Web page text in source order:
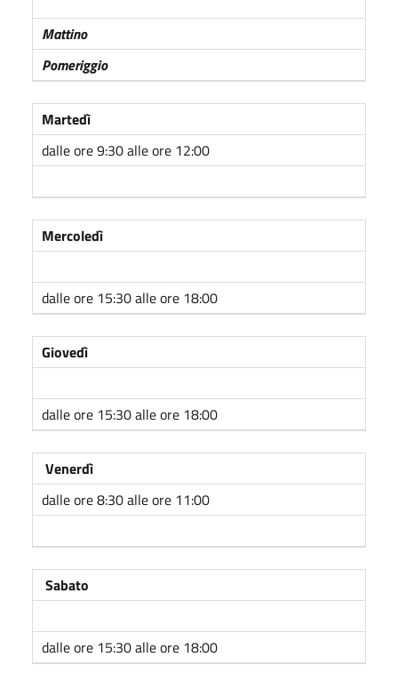
Mattino
Pomeriggio
Martedì
dalle ore 9:30 alle ore 12:00
Mercoledì
dalle ore 15:30 alle ore 18:00
Giovedì
dalle ore 15:30 alle ore 18:00
Venerdì
dalle ore 8:30 alle ore 11:00
Sabato
dalle ore 15:30 alle ore 18:00